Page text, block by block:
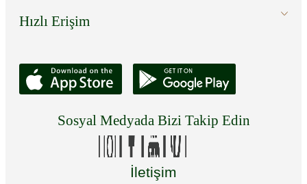
Hızlı Erişim
Sosyal Medyada Bizi Takip Edin
İletişim